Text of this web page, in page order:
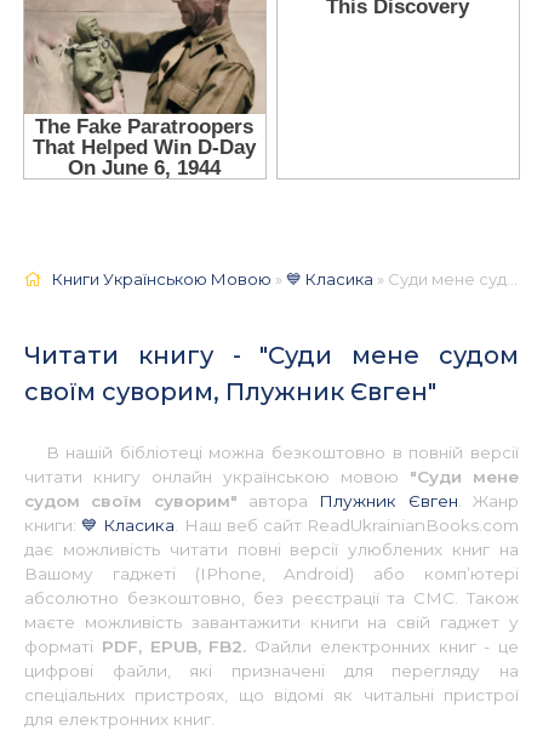
Книги Українською Мовою »💙 Класика » Суди мене судом своїм суворим, Плужник Євген 📚 - Українською
Читати книгу - "Суди мене судом
своїм суворим, Плужник Євген"
В нашій бібліотеці можна безкоштовно в повній версії
читати книгу онлайн українською мовою "Суди мене
судом своїм суворим" автора Плужник Євген . Жанр
книги:💙 Класика . Наш веб сайт ReadUkrainianBooks.com
дає можливість читати повні версії улюблених книг на
Вашому гаджеті (IPhone, Android) або комп’ютері
абсолютно безкоштовно, без реєстрації та СМС. Також
маєте можливість завантажити книги на свій гаджет у
форматі PDF, EPUB, FB2. Файли електронних книг - це
цифрові файли, які призначені для перегляду на
спеціальних пристроях, що відомі як читальні пристрої
для електронних книг.